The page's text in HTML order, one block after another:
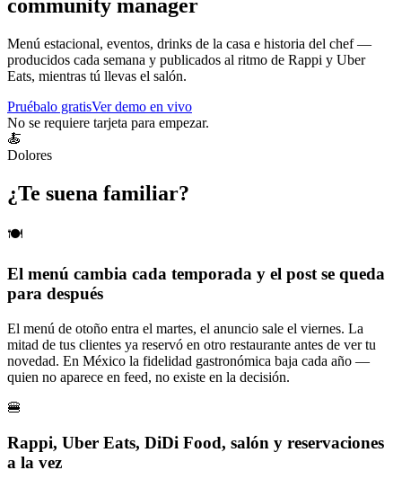
community manager
Menú estacional, eventos, drinks de la casa e historia del chef —
producidos cada semana y publicados al ritmo de Rappi y Uber
Eats, mientras tú llevas el salón.
Pruébalo gratisVer demo en vivo
No se requiere tarjeta para empezar.
🍝
Dolores
¿Te suena familiar?
🍽️
El menú cambia cada temporada y el post se queda
para después
El menú de otoño entra el martes, el anuncio sale el viernes. La
mitad de tus clientes ya reservó en otro restaurante antes de ver tu
novedad. En México la fidelidad gastronómica baja cada año —
quien no aparece en feed, no existe en la decisión.
🍔
Rappi, Uber Eats, DiDi Food, salón y reservaciones
a la vez